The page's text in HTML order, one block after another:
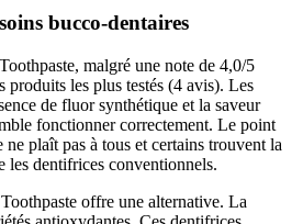
bucco-dentaires
malgré une note de 4,0/5
produits les plus testés (4 avis). Les
de fluor synthétique et la saveur
fonctionner correctement. Le point
plaît pas à tous et certains trouvent la
les dentifrices conventionnels.
offre une alternative. La